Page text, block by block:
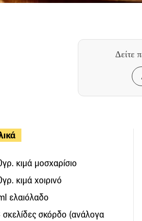
Δείτε
κιμά μοσχαρίσιο
κιμά χοιρινό
ελαιόλαδο
σκελίδες σκόρδο (ανάλογα